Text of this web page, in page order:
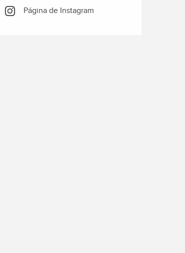
Página de Instagram